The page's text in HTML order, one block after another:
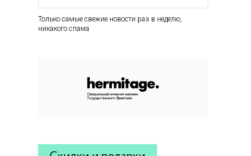
Только самые свежие новости раз в неделю,
никакого спама